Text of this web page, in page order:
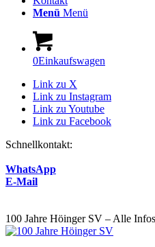
Menü Menü
0Einkaufswagen
Link zu X
Link zu Instagram
Link zu Youtube
Link zu Facebook
Schnellkontakt:
WhatsApp
E-Mail
100 Jahre Höinger SV – Alle